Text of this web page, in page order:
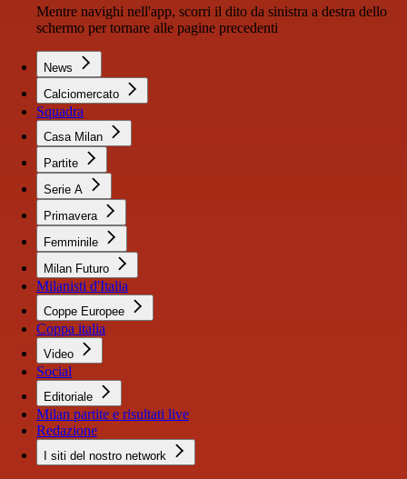
Mentre navighi nell'app, scorri il dito da sinistra a destra dello
schermo per tornare alle pagine precedenti
News
Calciomercato
Squadra
Casa Milan
Partite
Serie A
Primavera
Femminile
Milan Futuro
Milanisti d'Italia
Coppe Europee
Coppa italia
Video
Social
Editoriale
Milan partite e risultati live
Redazione
I siti del nostro network